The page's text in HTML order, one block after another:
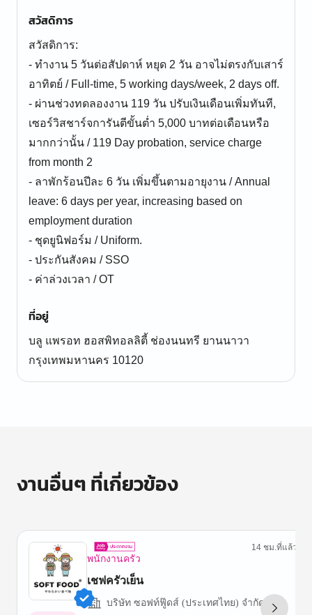
สวัสดิการ
สวัสดิการ:
- ทำงาน 5 วันต่อสัปดาห์ หยุด 2 วัน อาจไม่ตรงกับเสาร์
อาทิตย์ / Full-time, 5 working days/week, 2 days off.
- ผ่านช่วงทดลองงาน 119 วัน ปรับเงินเดือนเพิ่มทันที,
เซอร์วิสชาร์จการันตีขั้นต่ำ 5,000 บาทต่อเดือนหรือ
มากกว่านั้น / 119 Day probation, service charge
from month 2
- ลาพักร้อนปีละ 6 วัน เพิ่มขึ้นตามอายุงาน / Annual
leave: 6 days per year, increasing based on
employment duration
- ชุดยูนิฟอร์ม / Uniform.
- ประกันสังคม / SSO
- ค่าล่วงเวลา / OT
ที่อยู่
บลู แพรอท ฮอสพิทอลลิตี้ ช่องนนทรี ยานนาวา
กรุงเทพมหานคร 10120
งานอื่นๆ ที่เกี่ยวข้อง
พนักงานครัว
14 ชม.ที่แล้ว
เชฟครัวเย็น
บริษัท ซอฟท์ฟู๊ดส์ (ประเทศไทย) จำกัด